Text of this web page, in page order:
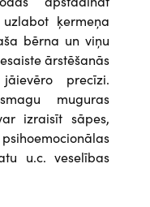
ķermeņa
bērna un viņu
ārstēšanās
precīzi.
muguras
izraisīt sāpes,
u.c. veselības